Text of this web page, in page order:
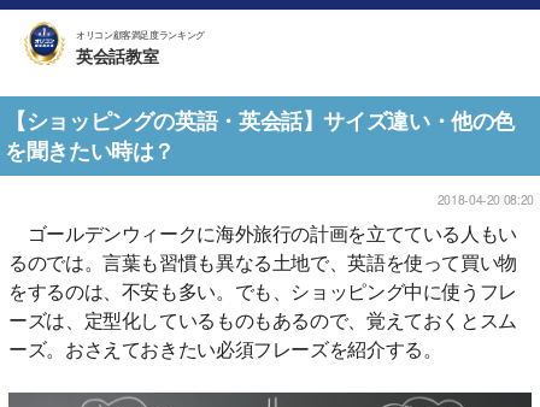
オリコン顧客満足度ランキング
英会話教室
【ショッピングの英語・英会話】サイズ違い・他の色
を聞きたい時は？
2018-04-20 08:20
ゴールデンウィークに海外旅行の計画を立てている人もい
るのでは。言葉も習慣も異なる土地で、英語を使って買い物
をするのは、不安も多い。でも、ショッピング中に使うフレ
ーズは、定型化しているものもあるので、覚えておくとスム
ーズ。おさえておきたい必須フレーズを紹介する。